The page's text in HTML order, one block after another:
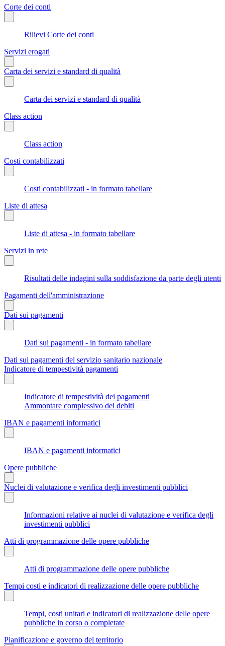
Corte dei conti
Rilievi Corte dei conti
Servizi erogati
Carta dei servizi e standard di qualità
Carta dei servizi e standard di qualità
Class action
Class action
Costi contabilizzati
Costi contabilizzati - in formato tabellare
Liste di attesa
Liste di attesa - in formato tabellare
Servizi in rete
Risultati delle indagini sulla soddisfazione da parte degli utenti
Pagamenti dell'amministrazione
Dati sui pagamenti
Dati sui pagamenti - in formato tabellare
Dati sui pagamenti del servizio sanitario nazionale
Indicatore di tempestività pagamenti
Indicatore di tempestività dei pagamenti
Ammontare complessivo dei debiti
IBAN e pagamenti informatici
IBAN e pagamenti informatici
Opere pubbliche
Nuclei di valutazione e verifica degli investimenti pubblici
Informazioni relative ai nuclei di valutazione e verifica degli
investimenti pubblici
Atti di programmazione delle opere pubbliche
Atti di programmazione delle opere pubbliche
Tempi costi e indicatori di realizzazione delle opere pubbliche
Tempi, costi unitari e indicatori di realizzazione delle opere
pubbliche in corso o completate
Pianificazione e governo del territorio